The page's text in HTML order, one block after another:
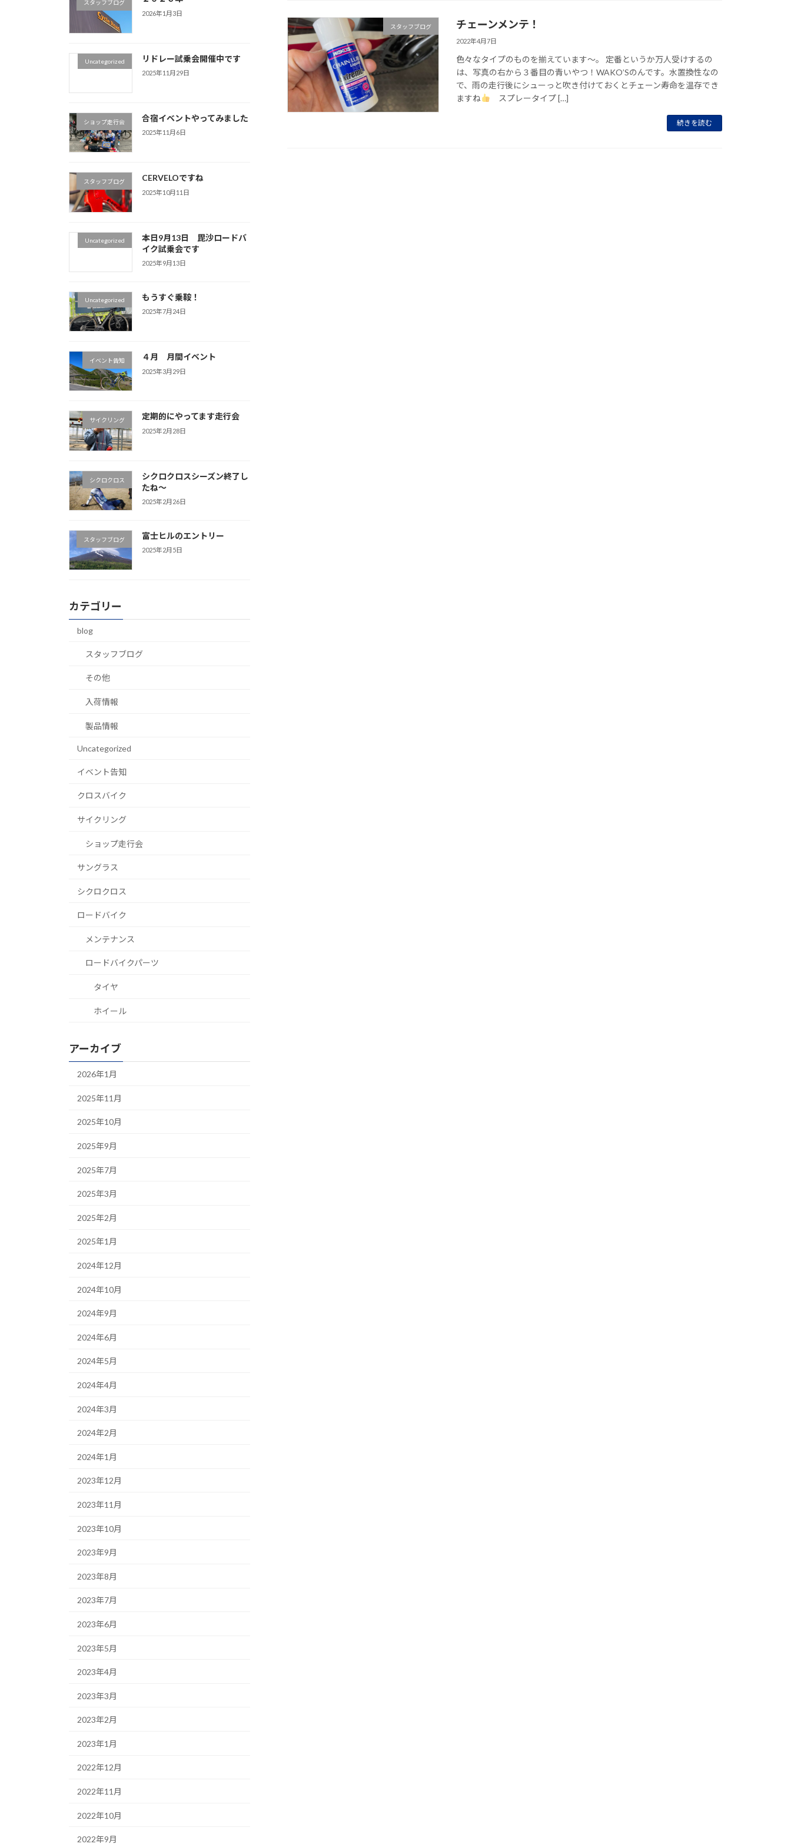
スタッフブログ チェーンメンテ！
2022年4月7日
色々なタイプのものを揃えています～。 定番というか万人受けするの
は、写真の右から３番目の青いやつ！WAKO’Sのんです。水置換性なの
で、雨の走行後にシューっと吹き付けておくとチェーン寿命を温存でき
ますね
スプレータイプ […]
続きを読む
スタッフブログ
2026年1月3日
Uncategorized リドレー試乗会開催中です
2025年11月29日
ショップ走行会 合宿イベントやってみました
2025年11月6日
スタッフブログ CERVELOですね
2025年10月11日
Uncategorized
本日9月13日 毘沙ロードバ
イク試乗会です
2025年9月13日
Uncategorized もうすぐ乗鞍！
2025年7月24日
イベント告知 ４月 月間イベント
2025年3月29日
サイクリング 定期的にやってます走行会
2025年2月28日
シクロクロス
シクロクロスシーズン終了し
たね～
2025年2月26日
スタッフブログ 富士ヒルのエントリー
2025年2月5日
カテゴリー
blog
スタッフブログ
その他
入荷情報
製品情報
Uncategorized
イベント告知
クロスバイク
サイクリング
ショップ走行会
サングラス
シクロクロス
ロードバイク
メンテナンス
ロードバイクパーツ
タイヤ
ホイール
アーカイブ
2026年1月
2025年11月
2025年10月
2025年9月
2025年7月
2025年3月
2025年2月
2025年1月
2024年12月
2024年10月
2024年9月
2024年6月
2024年5月
2024年4月
2024年3月
2024年2月
2024年1月
2023年12月
2023年11月
2023年10月
2023年9月
2023年8月
2023年7月
2023年6月
2023年5月
2023年4月
2023年3月
2023年2月
2023年1月
2022年12月
2022年11月
2022年10月
2022年9月